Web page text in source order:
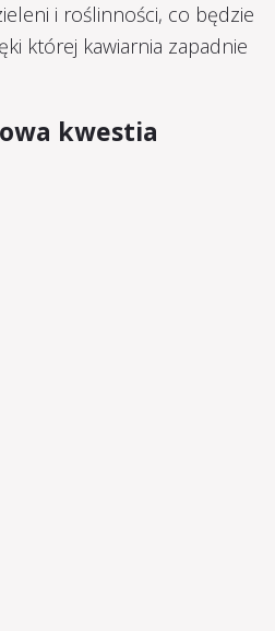
i roślinności, co będzie
której kawiarnia zapadnie
kwestia